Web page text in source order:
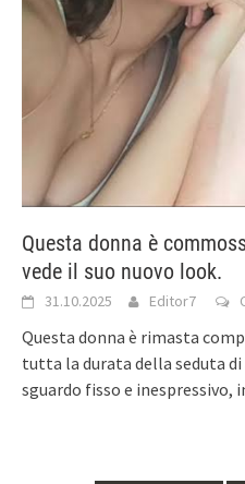
Questa donna è
vede il suo nuovo look.
31.10.2025 Editor7
Questa donna è rimasta
tutta la durata della seduta
sguardo fisso e inespressivo,